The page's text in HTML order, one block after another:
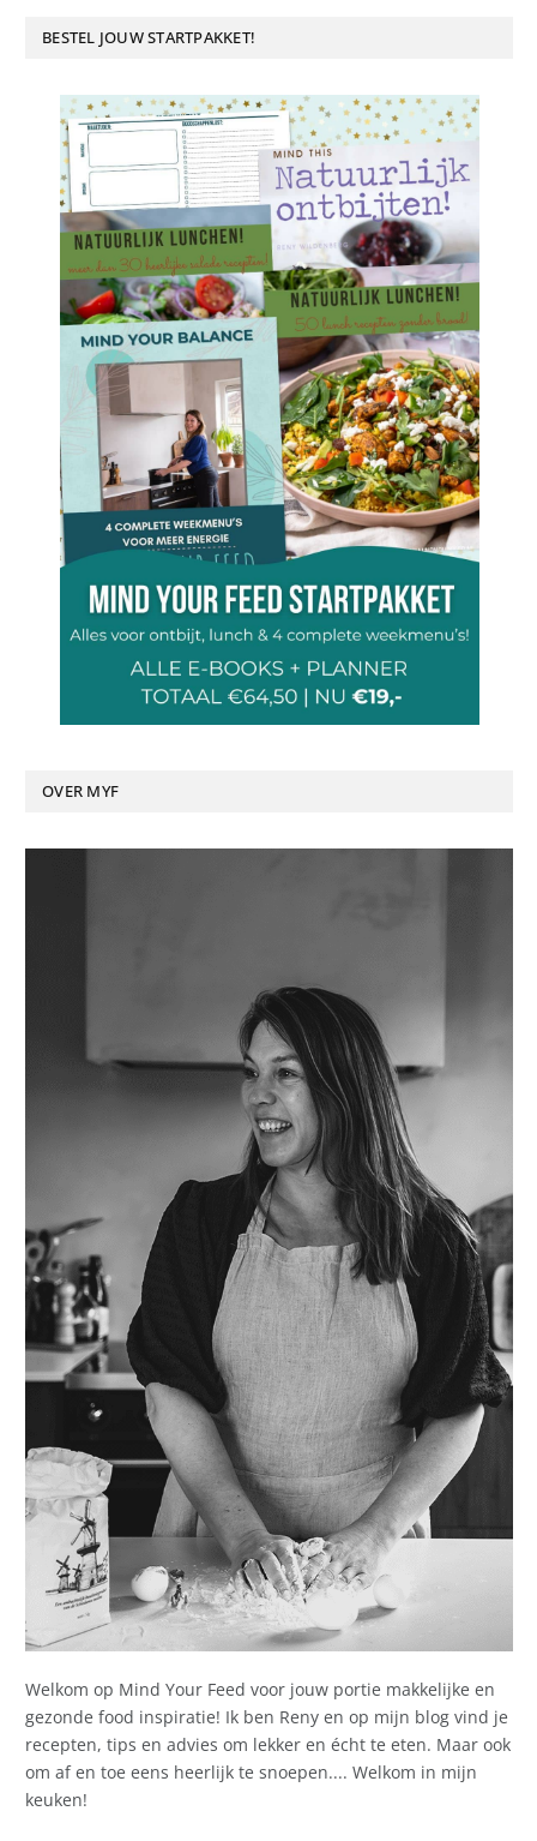
BESTEL JOUW STARTPAKKET!
OVER MYF
Welkom op Mind Your Feed voor jouw portie makkelijke en
gezonde food inspiratie! Ik ben Reny en op mijn blog vind je
recepten, tips en advies om lekker en écht te eten. Maar ook
om af en toe eens heerlijk te snoepen.... Welkom in mijn
keuken!